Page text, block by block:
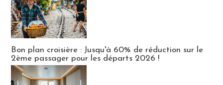
Bon plan croisière : Jusqu'à 60% de réduction sur le
2ème passager pour les départs 2026 !